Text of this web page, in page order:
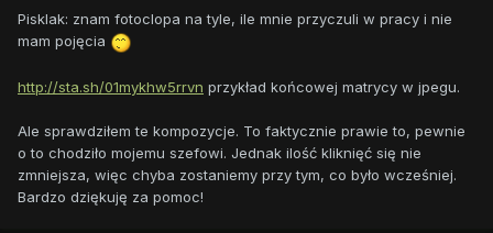
Pisklak: znam fotoclopa na tyle, ile mnie przyczuli w pracy i nie
mam pojęcia
http://sta.sh/01mykhw5rrvn przykład końcowej matrycy w jpegu.
Ale sprawdziłem te kompozycje. To faktycznie prawie to, pewnie
o to chodziło mojemu szefowi. Jednak ilość kliknięć się nie
zmniejsza, więc chyba zostaniemy przy tym, co było wcześniej.
Bardzo dziękuję za pomoc!